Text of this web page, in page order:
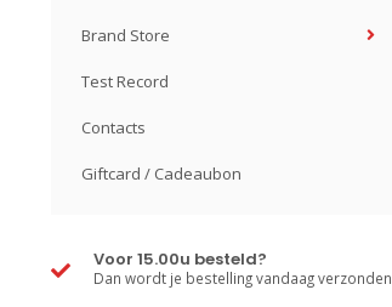
Brand Store
Test Record
Contacts
Giftcard / Cadeaubon
Voor 15.00u besteld?
Dan wordt je bestelling vandaag verzonden